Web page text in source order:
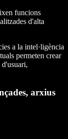
funcions
d'alta
a la intel·ligència
permeten crear
arxius